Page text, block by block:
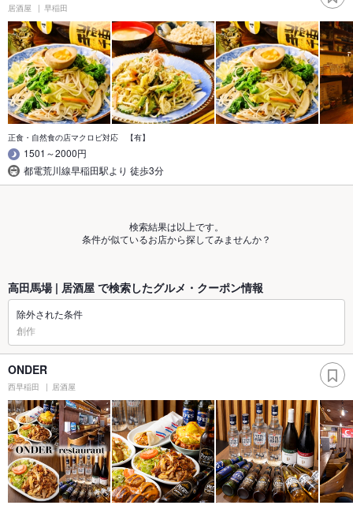
居酒屋 早稲田
正食・自然食の店マクロビ対応 【有】
1501～2000円
都電荒川線早稲田駅より 徒歩3分
検索結果は以上です。
条件が似ているお店から探してみませんか？
高田馬場 | 居酒屋 で検索したグルメ・クーポン情報
除外された条件
創作
ONDER
西早稲田 居酒屋